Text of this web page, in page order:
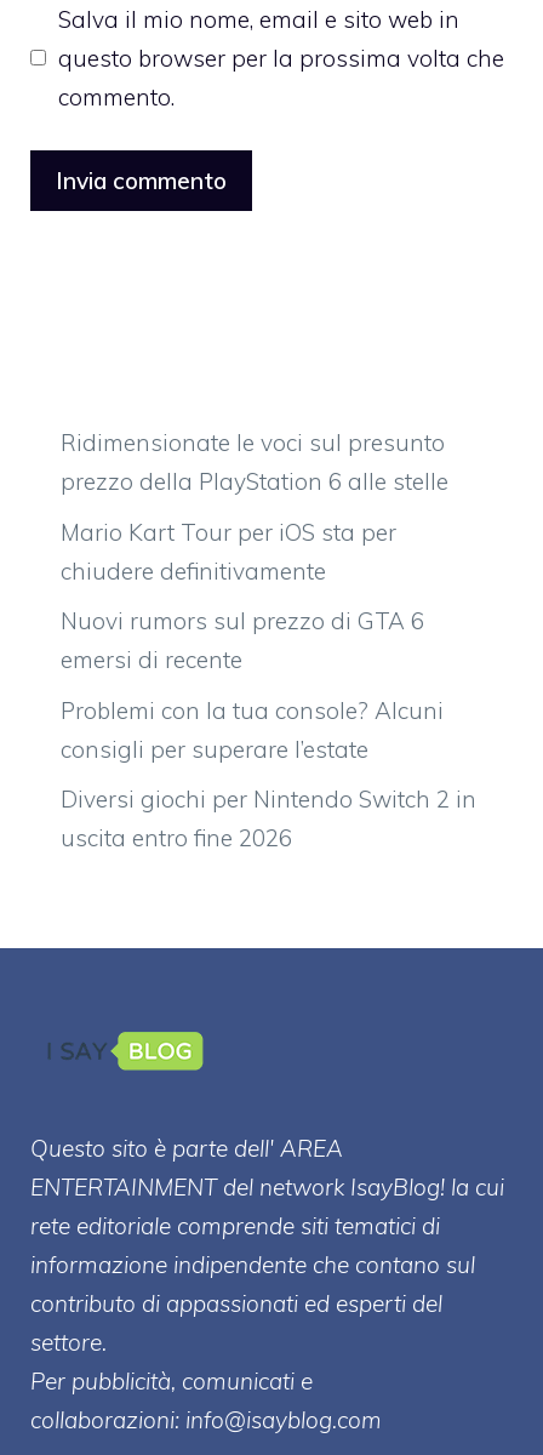
Salva il mio nome, email e sito web in
questo browser per la prossima volta che
commento.
Ridimensionate le voci sul presunto
prezzo della PlayStation 6 alle stelle
Mario Kart Tour per iOS sta per
chiudere definitivamente
Nuovi rumors sul prezzo di GTA 6
emersi di recente
Problemi con la tua console? Alcuni
consigli per superare l’estate
Diversi giochi per Nintendo Switch 2 in
uscita entro fine 2026
Questo sito è parte dell' AREA
ENTERTAINMENT del network IsayBlog! la cui
rete editoriale comprende siti tematici di
informazione indipendente che contano sul
contributo di appassionati ed esperti del
settore.
Per pubblicità, comunicati e
collaborazioni: info@isayblog.com